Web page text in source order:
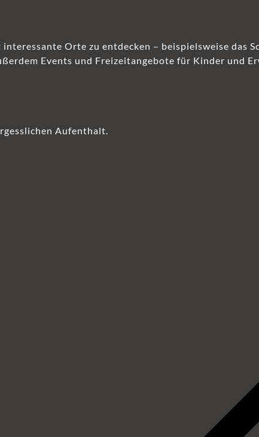
Orte zu entdecken – beispielsweise das
Events und Freizeitangebote für Kinder und
Aufenthalt.